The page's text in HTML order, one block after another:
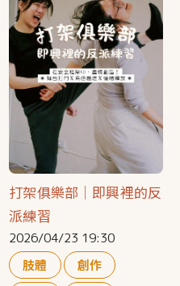
打架俱樂部｜即興裡的反
派練習
2026/04/23 19:30
肢體
創作